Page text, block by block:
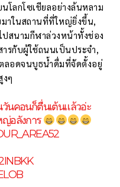
โลกโซเชียลอย่างล้นหลาม
าในสถานที่ที่ใหญ่ยิ่งขึ้น,
ปสนามกีฬาล่วงหน้าทั้งช่อง
รกับผู้ใช้ถนนเป็นประจำ,
ลอดจนบูธน้ำดื่มที่จัดตั้งอยู่
ๆ
วันคอนก็ตื่นเต้นแล้วอ่ะ
ญ่อลังการ